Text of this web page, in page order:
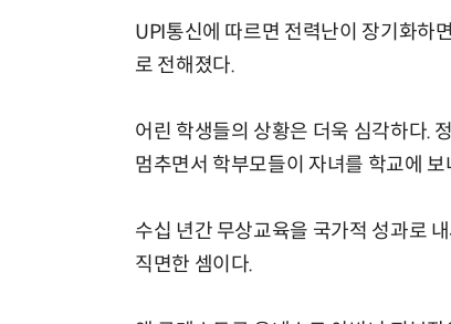
UPI통신에 따르면 전력난이 장기화하
로 전해졌다.
어린 학생들의 상황은 더욱 심각하다.
멈추면서 학부모들이 자녀를 학교에
수십 년간 무상교육을 국가적 성과로
직면한 셈이다.